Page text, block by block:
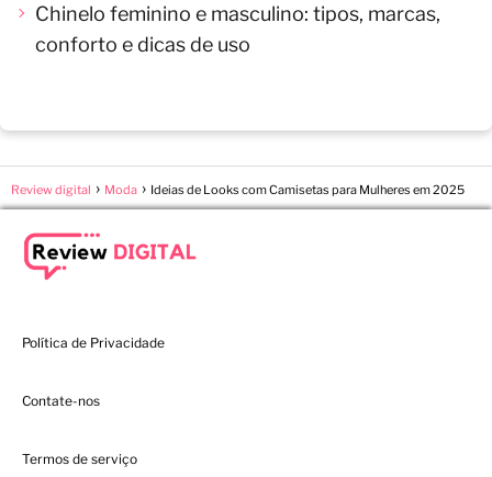
Chinelo feminino e masculino: tipos, marcas,
conforto e dicas de uso
Review digital Moda Ideias de Looks com Camisetas para Mulheres em 2025
Política de Privacidade
Contate-nos
Termos de serviço